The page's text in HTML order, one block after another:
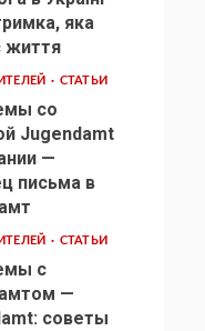
яка
життя
СТАТЬИ
со
Jugendamt
—
письма в
СТАТЬИ
с
—
советы